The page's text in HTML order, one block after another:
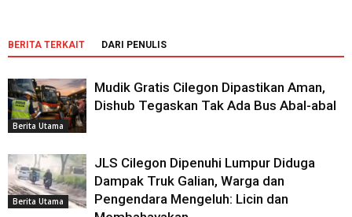
BERITA TERKAIT DARI PENULIS
Berita Utama
Mudik Gratis Cilegon Dipastikan Aman,
Dishub Tegaskan Tak Ada Bus Abal-abal
Berita Utama
JLS Cilegon Dipenuhi Lumpur Diduga
Dampak Truk Galian, Warga dan
Pengendara Mengeluh: Licin dan